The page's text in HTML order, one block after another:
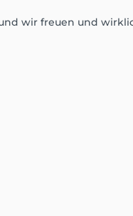
wir freuen und